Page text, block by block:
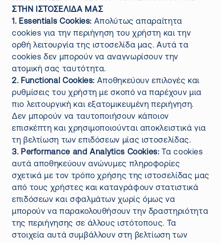
ΣΤΗΝ ΙΣΤΟΣΕΛΙΔΑ ΜΑΣ
1. Essentials Cookies: Απολύτως απαραίτητα
cookies για την περιήγηση του χρήστη και την
ορθή λειτουργία της ιστοσελίδα μας. Αυτά τα
cookies δεν μπορούν να αναγνωρίσουν την
ατομική σας ταυτότητα.
2. Functional Cookies: Αποθηκεύουν επιλογές και
ρυθμίσεις του χρήστη με σκοπό να παρέχουν μια
πιο λειτουργική και εξατομικευμένη περιήγηση.
Δεν μπορούν να ταυτοποιήσουν κάποιον
επισκέπτη και χρησιμοποιούνται αποκλειστικά για
τη βελτίωση των επιδόσεων μίας ιστοσελίδας.
3. Performance and Analytics Cookies: Τα cookies
αυτά αποθηκεύουν ανώνυμες πληροφορίες
σχετικά με τον τρόπο χρήσης της ιστοσελίδας μας
από τους χρήστες και καταγράφουν στατιστικά
επιδόσεων και σφαλμάτων χωρίς όμως να
μπορούν να παρακολουθήσουν την δραστηριότητα
της περιήγησης σε άλλους ιστότοπους. Τα
στοιχεία αυτά συμβάλλουν στη βελτίωση των